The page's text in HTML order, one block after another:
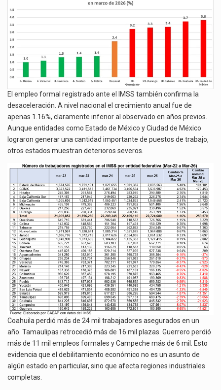
El empleo formal registrado ante el IMSS también confirma la
desaceleración. A nivel nacional el crecimiento anual fue de
apenas 1.16%, claramente inferior al observado en años previos.
Aunque entidades como Estado de México y Ciudad de México
lograron generar una cantidad importante de puestos de trabajo,
otros estados muestran deterioros severos.
Coahuila perdió más de 24 mil trabajadores asegurados en un
año. Tamaulipas retrocedió más de 16 mil plazas. Guerrero perdió
más de 11 mil empleos formales y Campeche más de 6 mil. Esto
evidencia que el debilitamiento económico no es un asunto de
algún estado en particular, sino que afecta regiones industriales
completas.